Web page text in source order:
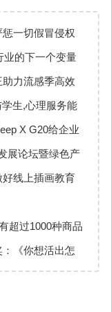
一切假冒侵权
业的下一个变量
力流感季高效
学生,心理服务能
X G20给企业
展论坛暨绿色产
线上插画教育
超过1000种商品
《你想活出怎